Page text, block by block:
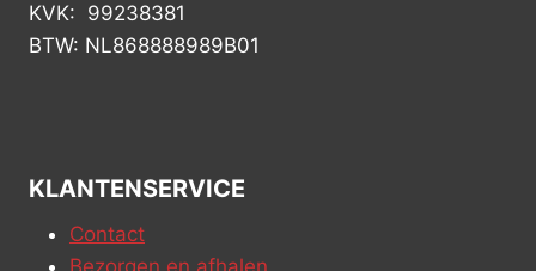
KVK: 99238381
BTW: NL868888989B01
KLANTENSERVICE
Contact